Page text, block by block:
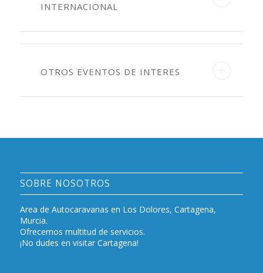
INTERNACIONAL
OTROS EVENTOS DE INTERES
SOBRE NOSOTROS
Area de Autocaravanas en Los Dolores, Cartagena,
Murcia.
Ofrecemos multitud de servicios.
¡No dudes en visitar Cartagena!